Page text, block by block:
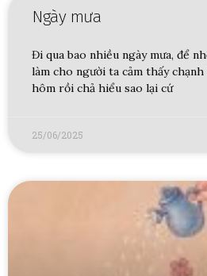
Ngày mưa
Đi qua bao nhiều ngày mưa, để
làm cho người ta cảm thấy
hôm rồi chả hiểu sao lại cứ
25/06/2025